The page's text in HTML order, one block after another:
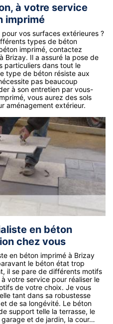
à votre service
imprimé
vos surfaces extérieures ?
types de béton
imprimé, contactez
Brizay. Il a assuré la pose de
particuliers dans tout le
type de béton résiste aux
pas beaucoup
à son entretien par vous-
vous aurez des sols
aménagement extérieur.
en béton
chez vous
en béton imprimé à Brizay
le béton état trop
il se pare de différents motifs
votre service pour réaliser le
de votre choix. Je vous
tant dans sa robustesse
de sa longévité. Le béton
support telle la terrasse, le
et de jardin, la cour…